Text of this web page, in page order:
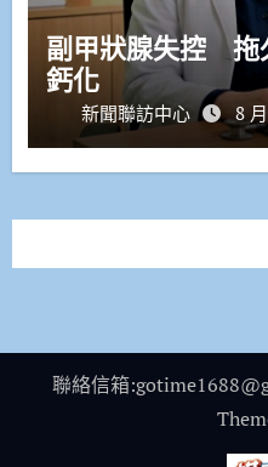
副甲狀腺失控 拖
鈣化
新聞聯訪中心 8
聯絡信箱